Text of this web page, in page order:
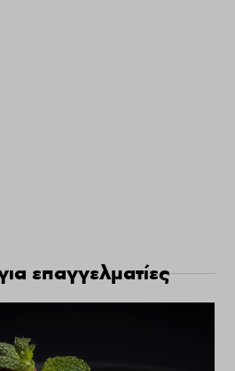
επαγγελματίες